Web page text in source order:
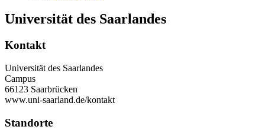
Universität des Saarlandes
Kontakt
Universität des Saarlandes
Campus
66123 Saarbrücken
www.uni-saarland.de/kontakt
Standorte